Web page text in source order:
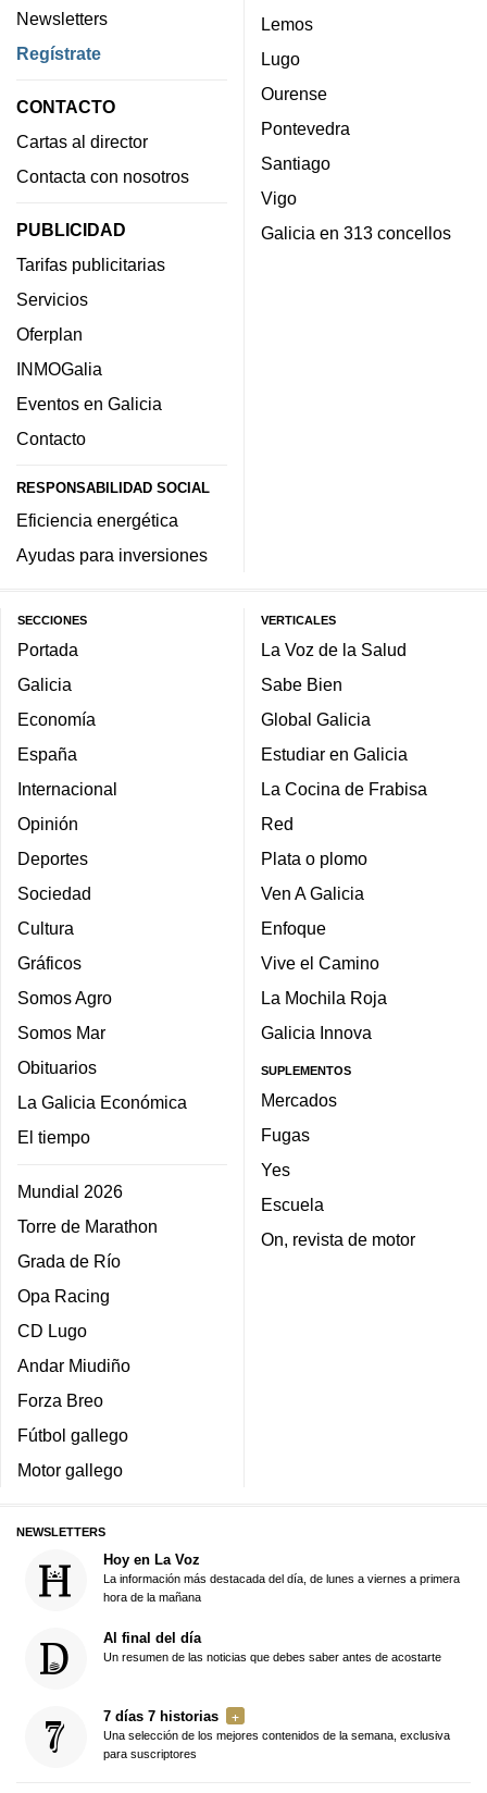
Newsletters
Regístrate
CONTACTO
Cartas al director
Contacta con nosotros
PUBLICIDAD
Tarifas publicitarias
Servicios
Oferplan
INMOGalia
Eventos en Galicia
Contacto
RESPONSABILIDAD SOCIAL
Eficiencia energética
Ayudas para inversiones
Lemos
Lugo
Ourense
Pontevedra
Santiago
Vigo
Galicia en 313 concellos
SECCIONES
Portada
Galicia
Economía
España
Internacional
Opinión
Deportes
Sociedad
Cultura
Gráficos
Somos Agro
Somos Mar
Obituarios
La Galicia Económica
El tiempo
Mundial 2026
Torre de Marathon
Grada de Río
Opa Racing
CD Lugo
Andar Miudiño
Forza Breo
Fútbol gallego
Motor gallego
VERTICALES
La Voz de la Salud
Sabe Bien
Global Galicia
Estudiar en Galicia
La Cocina de Frabisa
Red
Plata o plomo
Ven A Galicia
Enfoque
Vive el Camino
La Mochila Roja
Galicia Innova
SUPLEMENTOS
Mercados
Fugas
Yes
Escuela
On, revista de motor
NEWSLETTERS
Hoy en La Voz
La información más destacada del día, de lunes a viernes a primera
hora de la mañana
Al final del día
Un resumen de las noticias que debes saber antes de acostarte
7 días 7 historias
Una selección de los mejores contenidos de la semana, exclusiva
para suscriptores